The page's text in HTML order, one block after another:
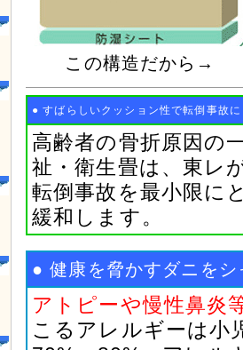
この構造だから→
● すばらしいクッション性で転倒事故
高齢者の骨折原因の
祉・衛生畳は、東レ
転倒事故を最小限に
緩和します。
● 健康を脅かすダニをシ
アトピーや慢性鼻
こるアレルギーは小